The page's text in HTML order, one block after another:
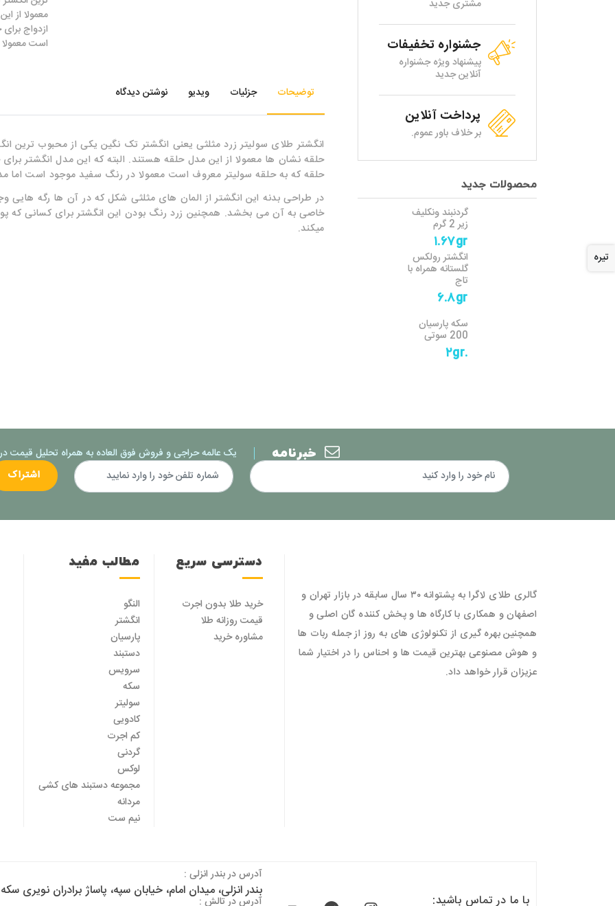
مشتری جدید
جشنواره تخفیفات
پیشنهاد ویژه جشنواره
آنلاین جدید
پرداخت آنلاین
بر خلاف باور عموم.
محصولات جدید
گردنبند ونکلیف
زیر 2 گرم
۱.۶۷gr
انگشتر رولکس
گلستانه همراه با
تاج
۶.۸gr
سکه پارسیان
200 سوتی
.۲gr
معمولا از
ازدواج
است
توضیحات جزئیات ویدیو نوشتن دیدگاه
انگشتر طلای سولیتر زرد مثلثی یعنی انگشتر تک نگین یکی از محبوب ترین
حلقه نشان ها معمولا از این مدل حلقه هستند. البته که این مدل انگشتر
حلقه که به حلقه سولیتر معروف است معمولا در رنگ سفید موجود است اما
در طراحی بدنه این انگشتر از المان های مثلثی شکل که در آن ها رگه هایی
خاصی به آن می بخشد. همچنین زرد رنگ بودن این انگشتر برای کسانی که
میکند.
خبرنامه
یک عالمه حراجی و فروش فوق العاده به همراه تحلیل قیمت در
اشتراک
گالری طلای لاگرا به پشتوانه ۳۰ سال سابقه در بازار تهران و
اصفهان و همکاری با کارگاه ها و پخش کننده گان اصلی و
همچنین بهره گیری از تکنولوژی های به روز از جمله ربات ها
و هوش مصنوعی بهترین قیمت ها و احناس را در اختیار شما
عزیزان قرار خواهد داد.
دسترسی سریع
خرید طلا بدون اجرت
قیمت روزانه طلا
مشاوره خرید
مطالب مفید
النگو
انگشتر
پارسیان
دستبند
سرویس
سکه
سولیتر
کادویی
کم اجرت
گردنی
لوکس
مجموعه دستبند های کشی
مردانه
نیم ست
با ما در تماس باشید:
آدرس در بندر انزلی :
بندر انزلی، میدان امام، خیابان سپه، پاساژ برادران
آدرس در تالش :
تیره